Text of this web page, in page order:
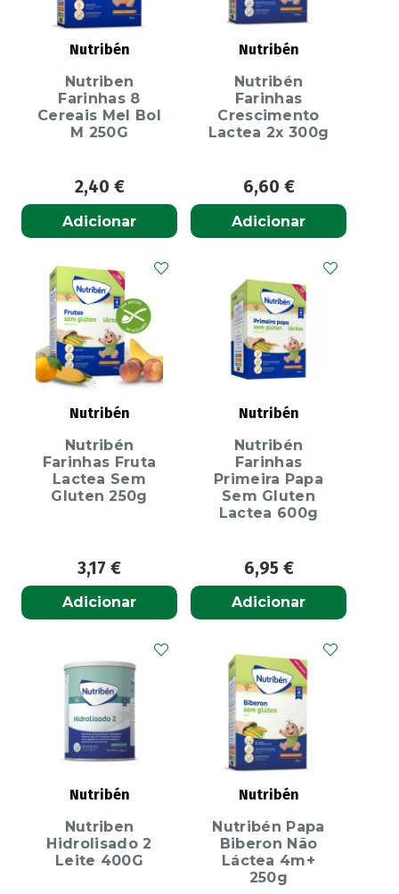
Nutribén
Nutriben
Farinhas 8
Cereais Mel Bol
M 250G
2,40 €
Adicionar
Nutribén
Nutribén
Farinhas
Crescimento
Lactea 2x 300g
6,60 €
Adicionar
Nutribén
Nutribén
Farinhas Fruta
Lactea Sem
Gluten 250g
3,17 €
Adicionar
Nutribén
Nutribén
Farinhas
Primeira Papa
Sem Gluten
Lactea 600g
6,95 €
Adicionar
Nutribén
Nutriben
Hidrolisado 2
Leite 400G
Nutribén
Nutribén Papa
Biberon Não
Láctea 4m+
250g